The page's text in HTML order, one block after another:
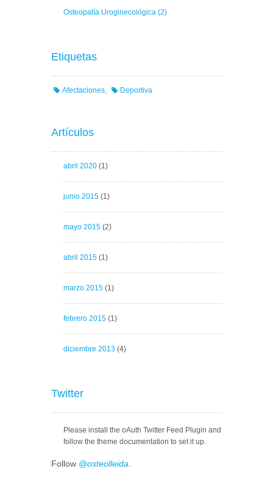
Osteopatía Uroginecológica (2)
Etiquetas
Afectaciones Deportiva
Artículos
abril 2020 (1)
junio 2015 (1)
mayo 2015 (2)
abril 2015 (1)
marzo 2015 (1)
febrero 2015 (1)
diciembre 2013 (4)
Twitter
Please install the oAuth Twitter Feed Plugin and
follow the theme documentation to set it up.
Follow @osteolleida.